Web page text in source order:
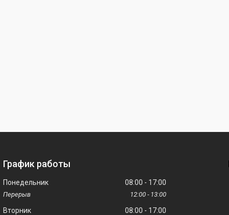
График работы
Понедельник 08:00 17:00
12:00 13:00
Вторник 08:00 17:00